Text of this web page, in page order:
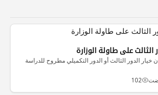
الثالث على طاولة الوزارة
خيار الدور الثالث أو الدور التكميلي مطروح للدراسة
102